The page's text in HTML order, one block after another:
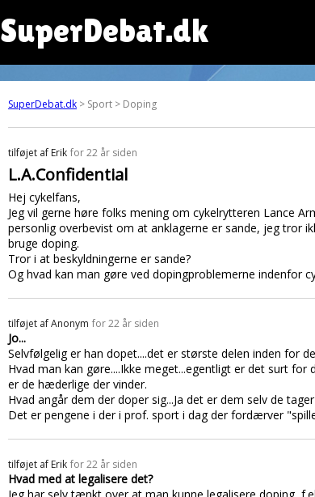
SuperDebat.dk
SuperDebat.dk > Sport > Doping
tilføjet af Erik for 22 år siden
L.A.Confidential
Hej cykelfans,
Jeg vil gerne høre folks mening om cykelrytteren Lance
personlig overbevist om at anklagerne er sande, jeg tror
bruge doping.
Tror i at beskyldningerne er sande?
Og hvad kan man gøre ved dopingproblemerne indenfor
tilføjet afAnonym for 22 år siden
Jo...
Selvfølgelig er han dopet....det er største delen inden for
Hvad man kan gøre....Ikke meget...egentligt er det surt
er de hæderlige der vinder.
Hvad angår dem der doper sig...Ja det er dem selv de
Det er pengene i der i prof. sport i dag der fordærver
tilføjet af Erik for 22 år siden
Hvad med at legalisere det?